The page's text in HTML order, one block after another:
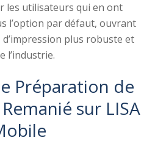
les utilisateurs qui en ont
l’option par défaut, ouvrant
plus robuste et
l’industrie.
Préparation de
sur LISA